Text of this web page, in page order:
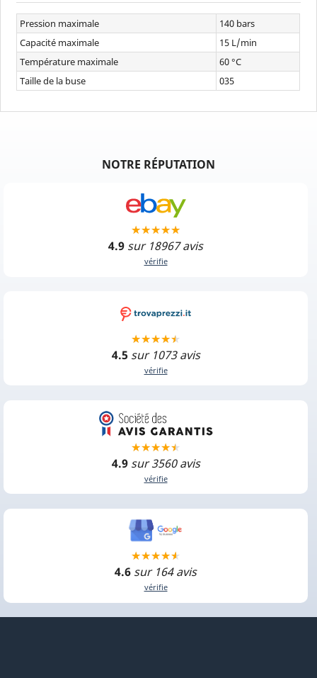
Pression maximale
140 bars
Capacité maximale
15 L/min
Température maximale
60 °C
Taille de la buse
035
NOTRE RÉPUTATION
4.9 sur 18967 avis
vérifie
4.5 sur 1073 avis
vérifie
4.9 sur 3560 avis
vérifie
4.6 sur 164 avis
vérifie